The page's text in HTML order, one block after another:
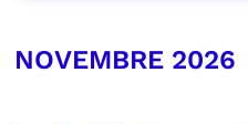
NOVEMBRE 2026